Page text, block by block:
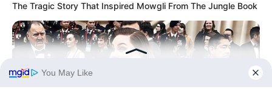
The Tragic Story That Inspired Mowgli From The Jungle Book